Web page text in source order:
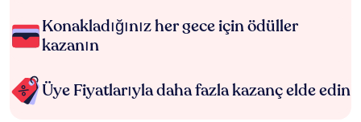
Konakladığınız her gece için ödüller
kazanın
Üye Fiyatlarıyla daha fazla kazanç elde edin